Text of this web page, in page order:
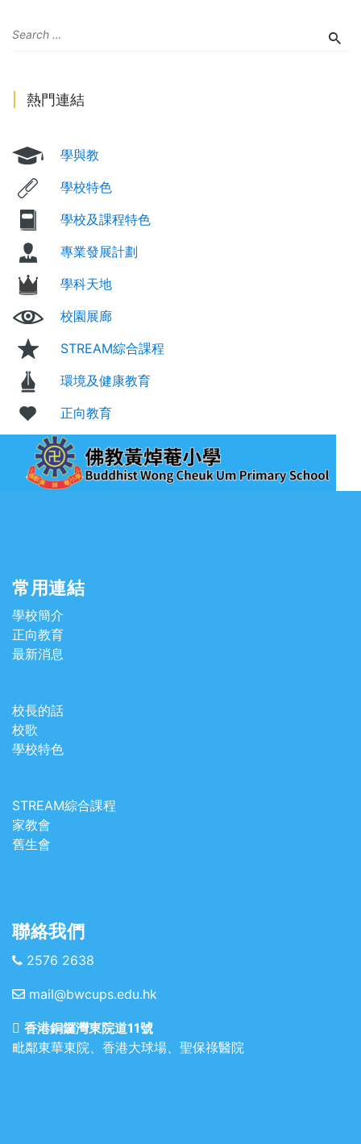
熱門連結
學與教
學校特色
學校及課程特色
專業發展計劃
學科天地
校園展廊
STREAM綜合課程
環境及健康教育
正向教育
常用連結
學校簡介
正向教育
最新消息
校長的話
校歌
學校特色
STREAM綜合課程
家教會
舊生會
聯絡我們
2576 2638
mail@bwcups.edu.hk
香港銅鑼灣東院道11號
毗鄰東華東院、香港大球場、聖保祿醫院